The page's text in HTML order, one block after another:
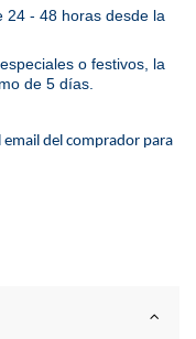
24 - 48 horas desde la
o festivos, la
de 5 días.
email del comprador para